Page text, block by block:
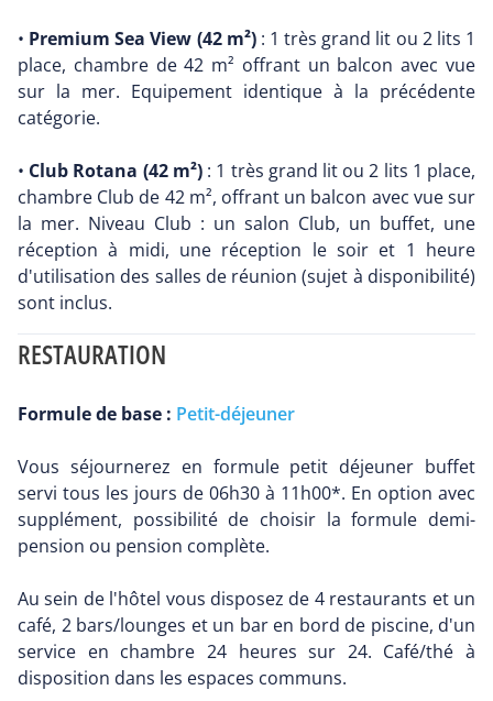
• Premium Sea View (42 m²): 1 très grand lit ou 2 lits 1
place, chambre de 42 m² offrant un balcon avec vue
sur la mer. Equipement identique à la précédente
catégorie.
• Club Rotana (42 m²): 1 très grand lit ou 2 lits 1 place,
chambre Club de 42 m², offrant un balcon avec vue sur
la mer. Niveau Club : un salon Club, un buffet, une
réception à midi, une réception le soir et 1 heure
d'utilisation des salles de réunion (sujet à disponibilité)
sont inclus.
RESTAURATION
Formule de base : Petit-déjeuner
Vous séjournerez en formule petit déjeuner buffet
servi tous les jours de 06h30 à 11h00*. En option avec
supplément, possibilité de choisir la formule demi-
pension ou pension complète.
Au sein de l'hôtel vous disposez de 4 restaurants et un
café, 2 bars/lounges et un bar en bord de piscine, d'un
service en chambre 24 heures sur 24. Café/thé à
disposition dans les espaces communs.